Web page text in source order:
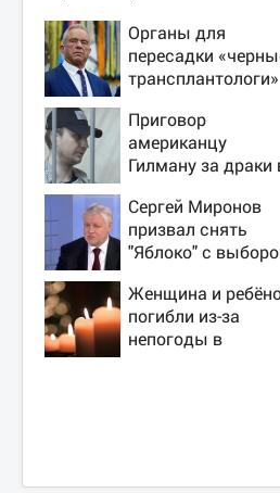
Органы для
пересадки
трансплантологи»
живых пациентов
Приговор
американцу
Гилману за драки
потребовали
ужесточить -
Новости на
Сергей Миронов
призвал снять
"Яблоко" с
Женщина и
погибли из-за
непогоды в